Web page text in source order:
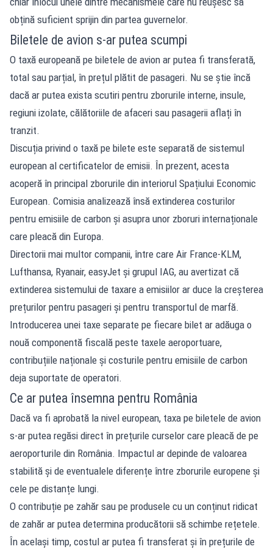
obțină suficient sprijin din partea guvernelor.
Biletele de avion s-ar putea scumpi
O taxă europeană pe biletele de avion ar putea fi transferată,
total sau parțial, în prețul plătit de pasageri. Nu se știe încă
dacă ar putea exista scutiri pentru zborurile interne, insule,
regiuni izolate, călătoriile de afaceri sau pasagerii aflați în
tranzit.
Discuția privind o taxă pe bilete este separată de sistemul
european al certificatelor de emisii. În prezent, acesta
acoperă în principal zborurile din interiorul Spațiului Economic
European. Comisia analizează însă extinderea costurilor
pentru emisiile de carbon și asupra unor zboruri internaționale
care pleacă din Europa.
Directorii mai multor companii, între care Air France-KLM,
Lufthansa, Ryanair, easyJet și grupul IAG, au avertizat că
extinderea sistemului de taxare a emisiilor ar duce la creșterea
prețurilor pentru pasageri și pentru transportul de marfă.
Introducerea unei taxe separate pe fiecare bilet ar adăuga o
nouă componentă fiscală peste taxele aeroportuare,
contribuțiile naționale și costurile pentru emisiile de carbon
deja suportate de operatori.
Ce ar putea însemna pentru România
Dacă va fi aprobată la nivel european, taxa pe biletele de avion
s-ar putea regăsi direct în prețurile curselor care pleacă de pe
aeroporturile din România. Impactul ar depinde de valoarea
stabilită și de eventualele diferențe între zborurile europene și
cele pe distanțe lungi.
O contribuție pe zahăr sau pe produsele cu un conținut ridicat
de zahăr ar putea determina producătorii să schimbe rețetele.
În același timp, costul ar putea fi transferat și în prețurile de